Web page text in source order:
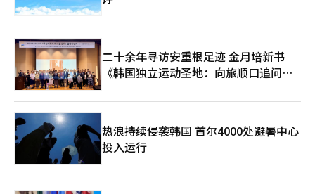
二十余年寻访安重根足迹 金月培新书
《韩国独立运动圣地：向旅顺口追问历
热浪持续侵袭韩国 首尔4000处避暑中心
投入运行